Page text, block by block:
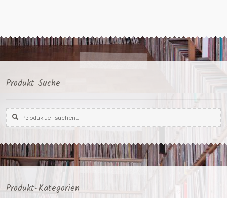
Produkt Suche
Suche
nach:
Suche
Produkt-Kategorien